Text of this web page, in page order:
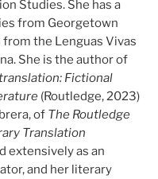
Studies. She has a
from Georgetown
the Lenguas Vivas
She is the author of
Fictional
(Routledge, 2023)
of The Routledge
Translation
extensively as an
and her literary